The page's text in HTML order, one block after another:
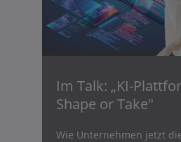
Im Talk: „KI-
Shape or Take"
Wie Unternehmen jetzt